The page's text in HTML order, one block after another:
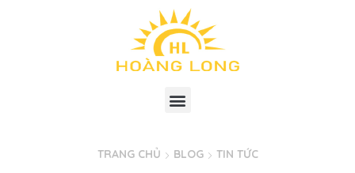
TRANG CHỦ BLOG TIN TỨC